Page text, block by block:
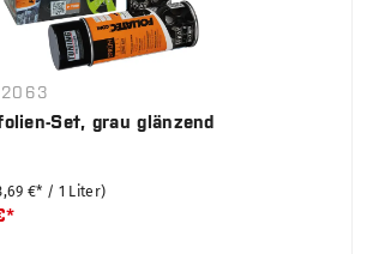
Set, grau glänzend
€* / 1 Liter)